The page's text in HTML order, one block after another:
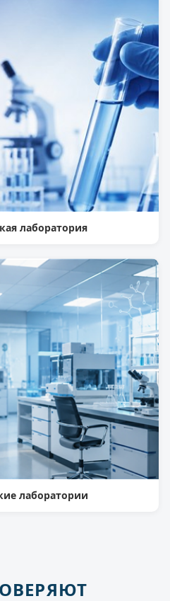
лаборатория
лаборатории